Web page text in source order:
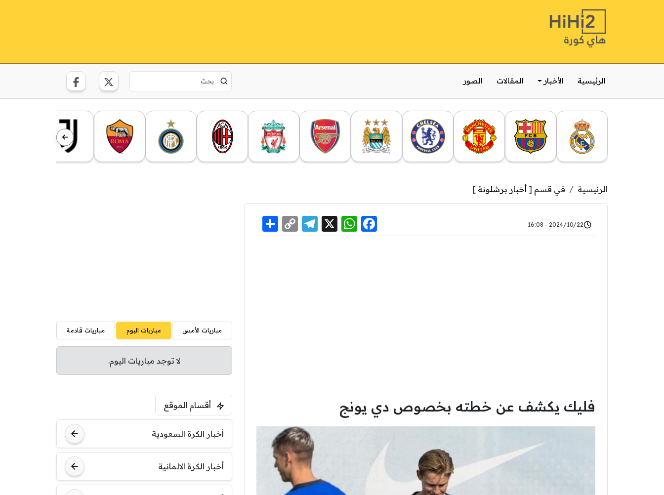
الرئيسية الأخبار المقالات الصور
الرئيسية في قسم [ أخبار برشلونة ]
2024/10/22 - 16:08
Facebook
WhatsApp
X
Telegram
Copy
Link
فليك يكشف عن خطته بخصوص دي يونج
مباريات الأمس مباريات اليوم مباريات قادمة
لا توجد مباريات اليوم.
أقسام الموقع
أخبار الكرة السعودية
أخبار الكرة الالمانية